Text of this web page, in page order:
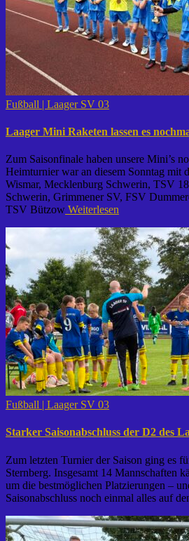
Fußball | Laager SV 03
Laager Mini Raketen lassen es
Zum Saisonfinale haben unsere Mini’s
Heimturnier war an diesem Sonntag mit
Wismar, Mecklenburg Schwerin, TSV
Schwerin, Grimmener SV, FSV
TSV Bützow Weiterlesen
Fußball | Laager SV 03
Starker Saisonabschluss der D2 des
Zum letzten Turnier der Saison ging es
Sternberg. Insgesamt 14 Mannschaften
um die bestmöglichen Platzierungen –
Saisonabschluss noch einmal alles auf